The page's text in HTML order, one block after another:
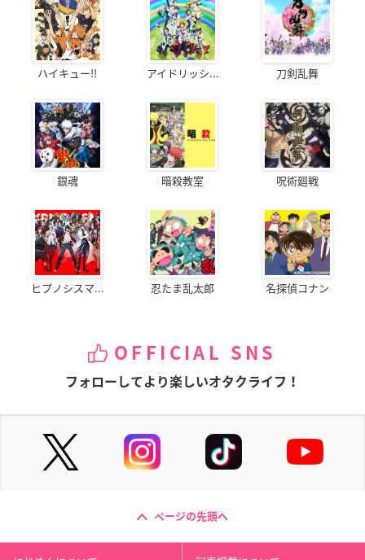
ハイキュー!! アイドリッシ... 刀剣乱舞
銀魂 暗殺教室 呪術廻戦
ヒプノシスマ... 忍たま乱太郎 名探偵コナン
OFFICIAL SNS
フォローしてより楽しいオタクライフ！
ページの先頭へ